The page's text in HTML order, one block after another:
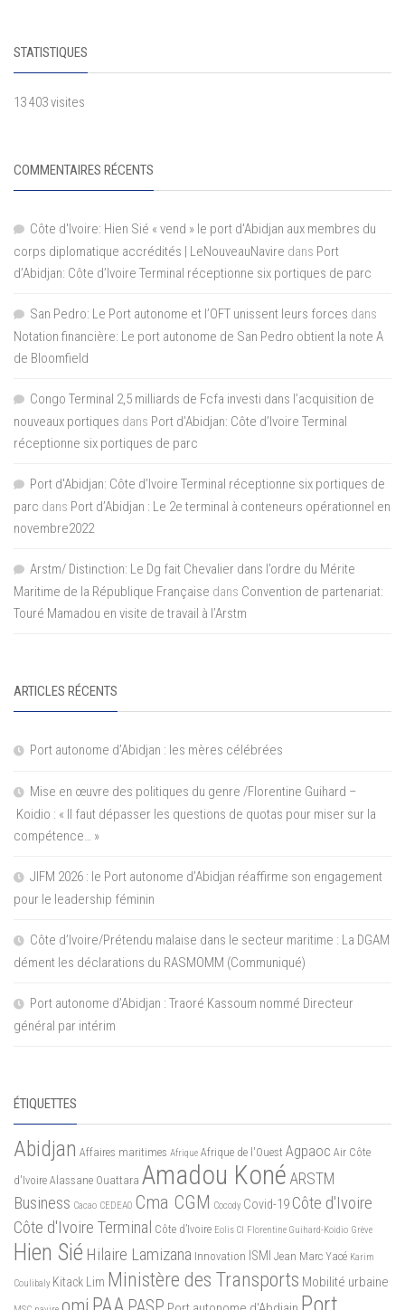
STATISTIQUES
13 403 visites
COMMENTAIRES RÉCENTS
Côte d'Ivoire: Hien Sié « vend » le port d'Abidjan aux membres du
corps diplomatique accrédités | LeNouveauNavire dans Port
d’Abidjan: Côte d’Ivoire Terminal réceptionne six portiques de parc
San Pedro: Le Port autonome et l’OFT unissent leurs forces dans
Notation financière: Le port autonome de San Pedro obtient la note A
de Bloomfield
Congo Terminal 2,5 milliards de Fcfa investi dans l’acquisition de
nouveaux portiques dans Port d’Abidjan: Côte d’Ivoire Terminal
réceptionne six portiques de parc
Port d'Abidjan: Côte d’Ivoire Terminal réceptionne six portiques de
parc dans Port d’Abidjan : Le 2e terminal à conteneurs opérationnel en
novembre2022
Arstm/ Distinction: Le Dg fait Chevalier dans l’ordre du Mérite
Maritime de la République Française dans Convention de partenariat:
Touré Mamadou en visite de travail à l’Arstm
ARTICLES RÉCENTS
Port autonome d’Abidjan : les mères célébrées
Mise en œuvre des politiques du genre /Florentine Guihard –
Koidio : « Il faut dépasser les questions de quotas pour miser sur la
compétence… »
JIFM 2026 : le Port autonome d’Abidjan réaffirme son engagement
pour le leadership féminin
Côte d’Ivoire/Prétendu malaise dans le secteur maritime : La DGAM
dément les déclarations du RASMOMM (Communiqué)
Port autonome d’Abidjan : Traoré Kassoum nommé Directeur
général par intérim
ÉTIQUETTES
Abidjan Affaires maritimes Afrique Afrique de l'Ouest Agpaoc Air Côte
d'Ivoire Alassane Ouattara Amadou Koné ARSTM
Business Cacao CEDEAO Cma CGM Cocody Covid-19 Côte d'Ivoire
Côte d'Ivoire Terminal Côte d’Ivoire Eolis CI Florentine Guihard-Koidio Grève
Hien Sié Hilaire Lamizana Innovation ISMI Jean Marc Yacé Karim
Coulibaly Kitack Lim Ministère des Transports Mobilité urbaine